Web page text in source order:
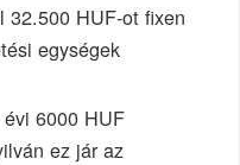
32.500 HUF-ot fixen
egységek
évi 6000 HUF
ez jár az